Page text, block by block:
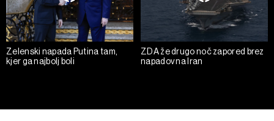
Zelenski napada Putina tam,
kjer ga najbolj boli
ZDA že drugo noč zapored brez
napadov na Iran